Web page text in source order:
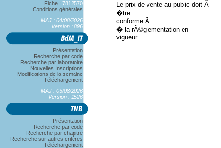
Fiche : 7812570
Conditions générales
MAJ : 04/08/2026
Version : 896
Présentation
Recherche par code
Recherche par laboratoire
Nouvelles Inscriptions
Modifications de la semaine
Téléchargement
MAJ : 05/08/2026
Version : 1526
Présentation
Recherche par code
Recherche par chapitre
Recherche sur autres critères
Téléchargement
Le prix de vente au public doit Ã
�tre
conforme Ã
� la rÃ©glementation en
vigueur.